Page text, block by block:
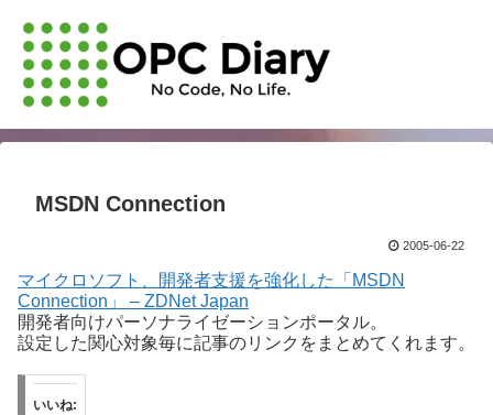
MSDN Connection
2005-06-22
マイクロソフト、開発者支援を強化した「MSDN
Connection」 – ZDNet Japan
開発者向けパーソナライゼーションポータル。
設定した関心対象毎に記事のリンクをまとめてくれます。
いいね: